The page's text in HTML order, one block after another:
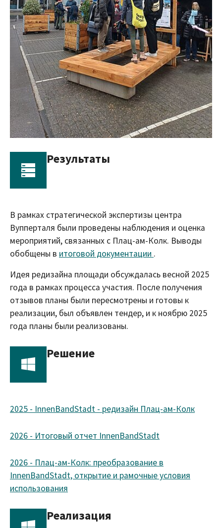
Результаты
В рамках стратегической экспертизы центра
Вупперталя были проведены наблюдения и оценка
мероприятий, связанных с Плац-ам-Колк. Выводы
обобщены в итоговой документации .
Идея редизайна площади обсуждалась весной 2025
года в рамках процесса участия. После получения
отзывов планы были пересмотрены и готовы к
реализации, был объявлен тендер, и к ноябрю 2025
года планы были реализованы.
Решение
2025 - InnenBandStadt - редизайн Плац-ам-Колк
2026 - Итоговый отчет InnenBandStadt
2026 - Плац-ам-Колк: преобразование в
InnenBandStadt, открытие и рамочные условия
использования
Реализация